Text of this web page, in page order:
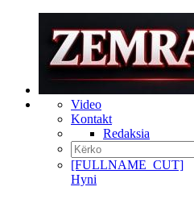
Video
Kontakt
Redaksia
[FULLNAME_CUT]
Hyni